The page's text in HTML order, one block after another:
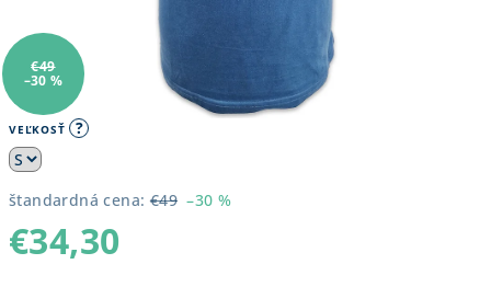
VEĽKOSŤ ?
štandardná cena: €49 –30 %
€34,30
€49
–30 %